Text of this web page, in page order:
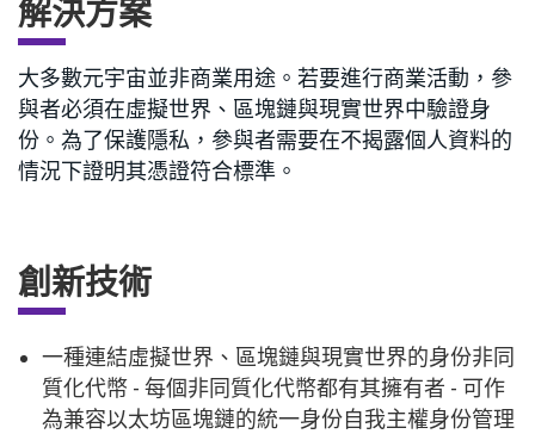
解決方案
大多數元宇宙並非商業用途。若要進行商業活動，參
與者必須在虛擬世界、區塊鏈與現實世界中驗證身
份。為了保護隱私，參與者需要在不揭露個人資料的
情況下證明其憑證符合標準。
創新技術
一種連結虛擬世界、區塊鏈與現實世界的身份非同
質化代幣 - 每個非同質化代幣都有其擁有者 - 可作
為兼容以太坊區塊鏈的統一身份自我主權身份管理